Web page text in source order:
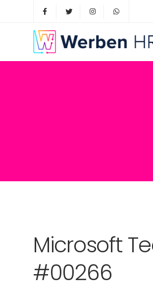
Microsoft
#00266